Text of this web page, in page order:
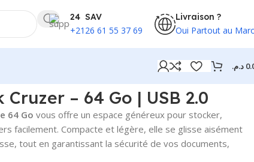
24 SAV
+2126 61 55 37 69
Livraison ?
Oui Partout au
د.م.
Cruzer – 64 Go | USB 2.0
64 Go vous offre un espace généreux pour stocker,
facilement. Compacte et légère, elle se glisse aisément
tout en garantissant la sécurité de vos documents,